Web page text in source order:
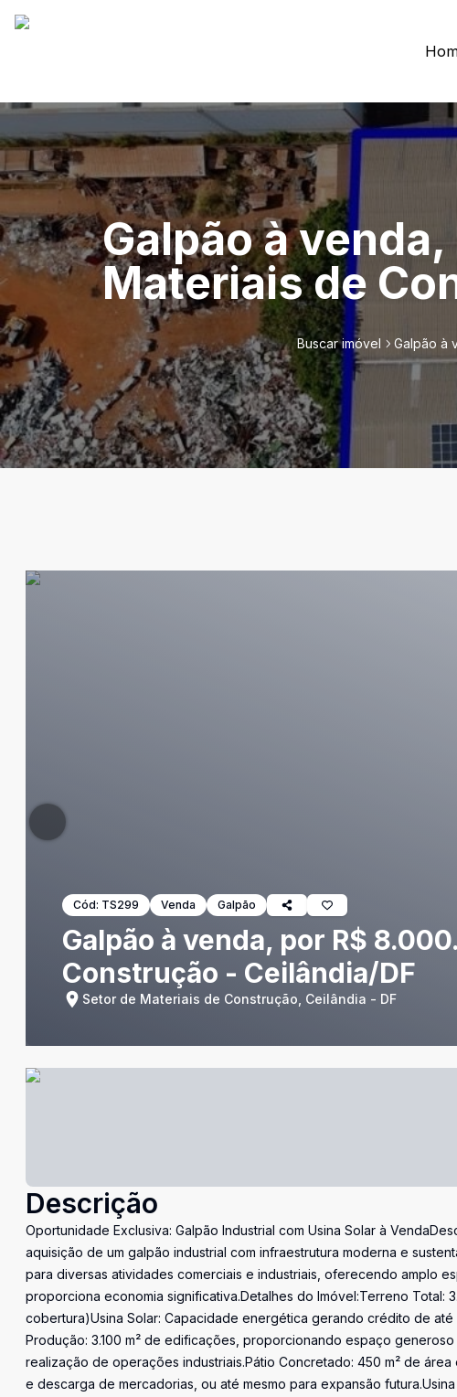
Galpão à
Materiais de
Buscar imóvel Galpão à
Cód: TS299 Venda Galpão
Galpão à venda, por R$
Construção - Ceilândia/DF
Setor de Materiais de Construção, Ceilândia - DF
Descrição
Oportunidade Exclusiva: Galpão Industrial com Usina Solar à
aquisição de um galpão industrial com infraestrutura moderna e
para diversas atividades comerciais e industriais, oferecendo amplo
proporciona economia significativa.Detalhes do Imóvel:Terreno Total:
cobertura)Usina Solar: Capacidade energética gerando crédito de
Produção: 3.100 m² de edificações, proporcionando espaço
realização de operações industriais.Pátio Concretado: 450 m² de
e descarga de mercadorias, ou até mesmo para expansão